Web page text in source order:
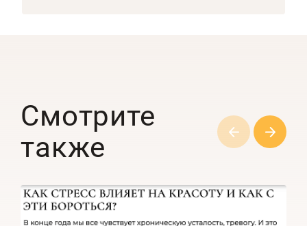
Смотрите
также